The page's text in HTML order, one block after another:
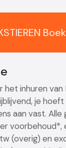
het inhuren van
je
aan vast.
voorbehoud*,
(overig) en